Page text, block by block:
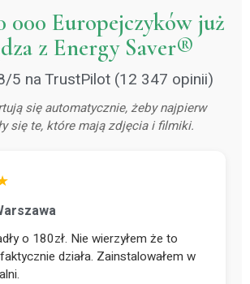
000 Europejczyków już
z Energy Saver®
5 na TrustPilot (12 347 opinii)
się automatycznie, żeby najpierw
się te, które mają zdjęcia i filmiki.
o 180zł. Nie wierzyłem że to
działa. Zainstalowałem w